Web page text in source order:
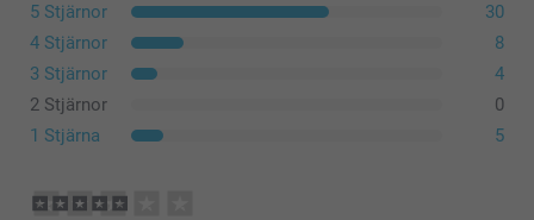
5 Stjärnor
30
4 Stjärnor
8
3 Stjärnor
4
2 Stjärnor
0
1 Stjärna
5